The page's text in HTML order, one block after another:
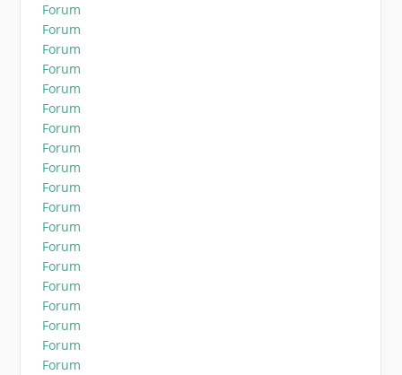
Forum
Forum
Forum
Forum
Forum
Forum
Forum
Forum
Forum
Forum
Forum
Forum
Forum
Forum
Forum
Forum
Forum
Forum
Forum